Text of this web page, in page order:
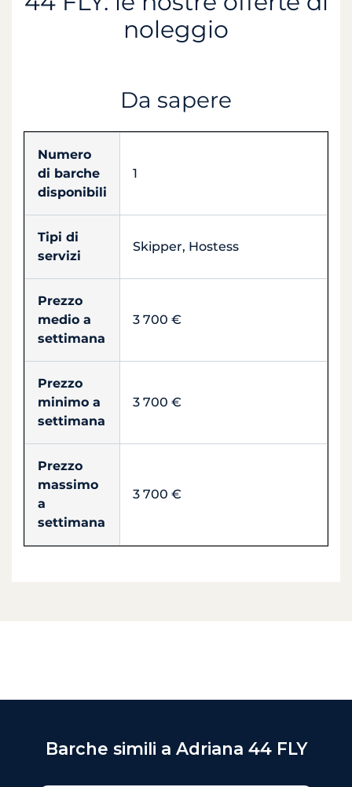
noleggio
Da sapere
Numero
di barche
disponibili
1
Tipi di
servizi
Skipper, Hostess
Prezzo
medio a
settimana
3 700 €
Prezzo
minimo a
settimana
3 700 €
Prezzo
massimo
a
settimana
3 700 €
Barche simili a Adriana 44 FLY